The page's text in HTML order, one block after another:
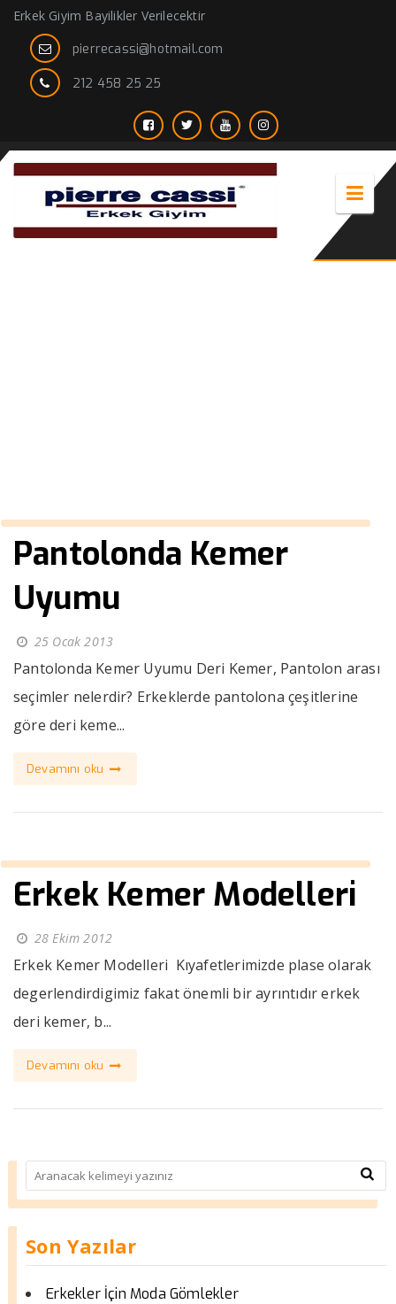
Erkek Giyim Bayilikler Verilecektir
pierrecassi@hotmail.com
212 458 25 25
Pantolonda Kemer
Uyumu
25 Ocak 2013
Pantolonda Kemer Uyumu Deri Kemer, Pantolon arası
seçimler nelerdir? Erkeklerde pantolona çeşitlerine
göre deri keme...
Devamını oku
Erkek Kemer Modelleri
28 Ekim 2012
Erkek Kemer Modelleri Kıyafetlerimizde plase olarak
degerlendirdigimiz fakat önemli bir ayrıntıdır erkek
deri kemer, b...
Devamını oku
Son Yazılar
Erkekler İçin Moda Gömlekler